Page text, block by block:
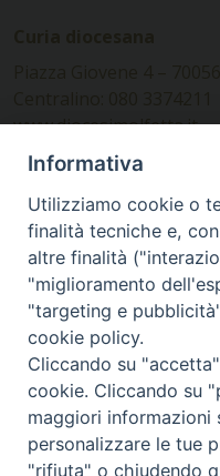
www.diocesimolfetta.it –
Ufficio Comunicazioni
Piazza Giovene 4 –
SEGUICI SU
Facebook
Instagram
X YouTube
Feed
Privacy Policy -
Informativa
Utilizziamo cookie o
finalità tecniche e,
altre finalità
"miglioramento
"targeting e
cookie policy.
Cliccando su
cookie. Cliccando su
maggiori
personalizzare le tue
"rifiuta" o chiudendo